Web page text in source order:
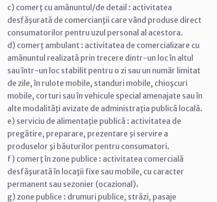
c) comerţ cu amănuntul/de detail : activitatea
desfăşurată de comercianţii care vând produse direct
consumatorilor pentru uzul personal al acestora.
d) comerţ ambulant : activitatea de comercializare cu
amănuntul realizată prin trecere dintr-un loc în altul
sau într-un loc stabilit pentru o zi sau un număr limitat
de zile, în rulote mobile, standuri mobile, chioşcuri
mobile, corturi sau în vehicule special amenajate sau în
alte modalităţi avizate de administraţia publică locală.
e) serviciu de alimentaţie publică : activitatea de
pregătire, preparare, prezentare şi servire a
produselor şi băuturilor pentru consumatori.
f) comerţ în zone publice : activitatea comercială
desfăşurată în locaţii fixe sau mobile, cu caracter
permanent sau sezonier (ocazional).
g) zone publice : drumuri publice, străzi, pasaje